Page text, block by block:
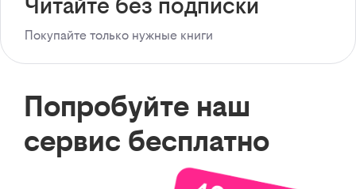
Читайте без подписки
Покупайте только нужные книги
Попробуйте наш
сервис бесплатно